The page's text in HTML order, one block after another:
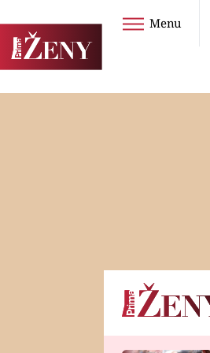
Menu
Horoskopy